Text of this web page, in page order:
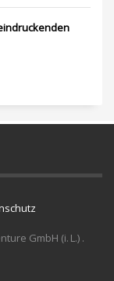
GmbH (i. L.) .